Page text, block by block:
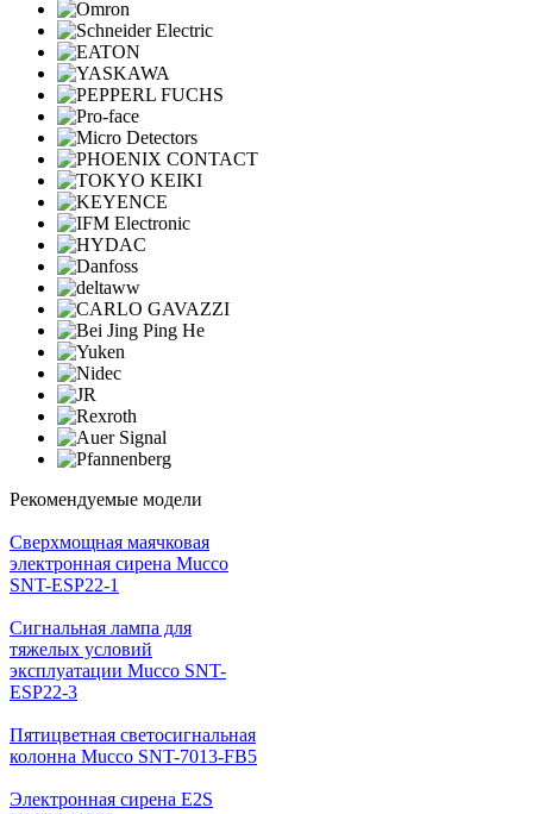
Рекомендуемые модели
Cверхмощная маячковая
электронная сирена Mucco
SNT-ESP22-1
Сигнальная лампа для
тяжелых условий
эксплуатации Mucco SNT-
ESP22-3
Пятицветная светосигнальная
колонна Mucco SNT-7013-FB5
Электронная сирена E2S